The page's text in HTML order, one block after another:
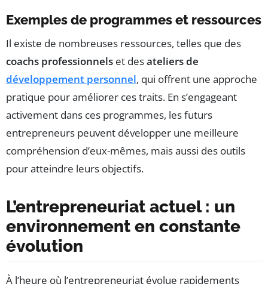
Exemples de programmes et ressources
Il existe de nombreuses ressources, telles que des
coachs professionnels et desateliers de
développement personnel, qui offrent une approche
pratique pour améliorer ces traits. En s’engageant
activement dans ces programmes, les futurs
entrepreneurs peuvent développer une meilleure
compréhension d’eux-mêmes, mais aussi des outils
pour atteindre leurs objectifs.
L’entrepreneuriat actuel : un
environnement en constante
évolution
À l’heure où l’entrepreneuriat évolue rapidements